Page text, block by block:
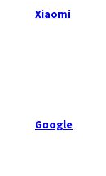
Xiaomi
Google